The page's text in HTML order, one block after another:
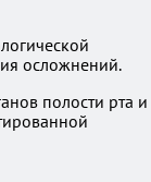
осложнений.
полости рта и